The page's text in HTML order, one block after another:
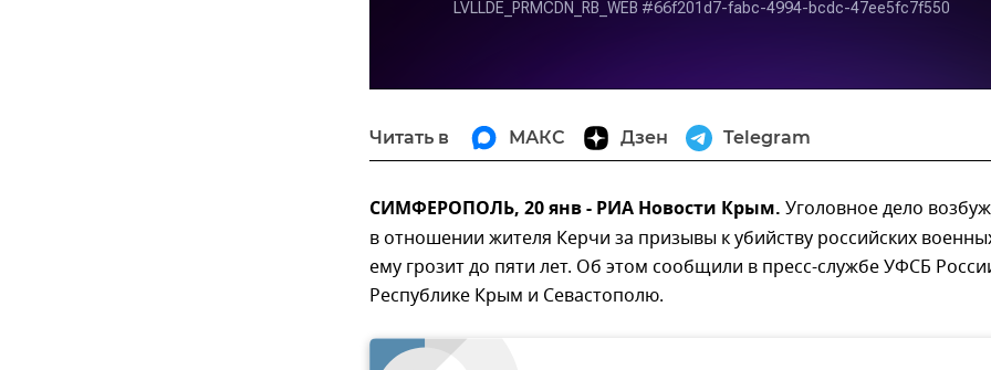
Читать в МАКС Дзен Telegram
СИМФЕРОПОЛЬ, 20 янв - РИА Новости Крым. Уголовное дело
в отношении жителя Керчи за призывы к убийству российских
ему грозит до пяти лет. Об этом сообщили в пресс-службе УФСБ
Республике Крым и Севастополю.